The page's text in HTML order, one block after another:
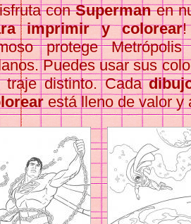
conSupermanen
imprimir y colorear!
protege
Puedes usar sus
traje distinto. Cada
está lleno de valor y